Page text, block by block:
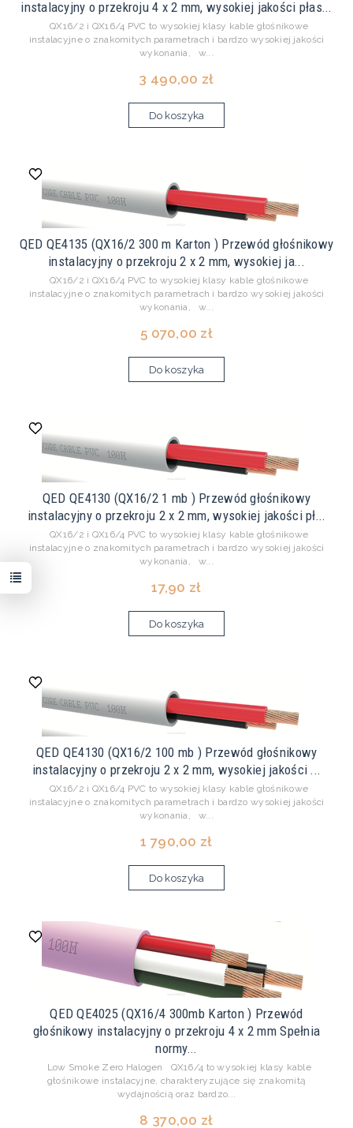
instalacyjny o przekroju 4 x 2 mm, wysokiej jakości płas...
QX16/2 i QX16/4 PVC to wysokiej klasy kable głośnikowe
instalacyjne o znakomitych parametrach i bardzo wysokiej jakości
wykonania, w...
3 490,00 zł
Do koszyka
QED QE4135 (QX16/2 300 m Karton ) Przewód głośnikowy
instalacyjny o przekroju 2 x 2 mm, wysokiej ja...
QX16/2 i QX16/4 PVC to wysokiej klasy kable głośnikowe
instalacyjne o znakomitych parametrach i bardzo wysokiej jakości
wykonania, w...
5 070,00 zł
Do koszyka
QED QE4130 (QX16/2 1 mb ) Przewód głośnikowy
instalacyjny o przekroju 2 x 2 mm, wysokiej jakości pł...
QX16/2 i QX16/4 PVC to wysokiej klasy kable głośnikowe
instalacyjne o znakomitych parametrach i bardzo wysokiej jakości
wykonania, w...
17,90 zł
Do koszyka
QED QE4130 (QX16/2 100 mb ) Przewód głośnikowy
instalacyjny o przekroju 2 x 2 mm, wysokiej jakości ...
QX16/2 i QX16/4 PVC to wysokiej klasy kable głośnikowe
instalacyjne o znakomitych parametrach i bardzo wysokiej jakości
wykonania, w...
1 790,00 zł
Do koszyka
QED QE4025 (QX16/4 300mb Karton ) Przewód
głośnikowy instalacyjny o przekroju 4 x 2 mm Spełnia
normy...
Low Smoke Zero Halogen QX16/4 to wysokiej klasy kable
głośnikowe instalacyjne, charakteryzujące się znakomitą
wydajnością oraz bardzo...
8 370,00 zł